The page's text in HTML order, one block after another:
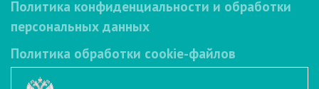
Политика конфиденциальности и обработки
персональных данных
Политика обработки cookie-файлов